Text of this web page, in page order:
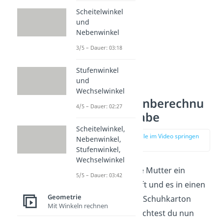
Oberflächenberechnu
ng — Aufgabe
zur Stelle im Video springen
Du hast für deine Mutter ein
Geschenk gekauft und es in einen
quaderförmigen Schuhkarton
gepackt. Den möchtest du nun
Scheitelwinkel
und
Nebenwinkel
3/5 – Dauer: 03:18
Stufenwinkel
und
Wechselwinkel
4/5 – Dauer: 02:27
Scheitelwinkel,
Nebenwinkel,
Stufenwinkel,
Wechselwinkel
5/5 – Dauer: 03:42
Geometrie
Mit Winkeln rechnen